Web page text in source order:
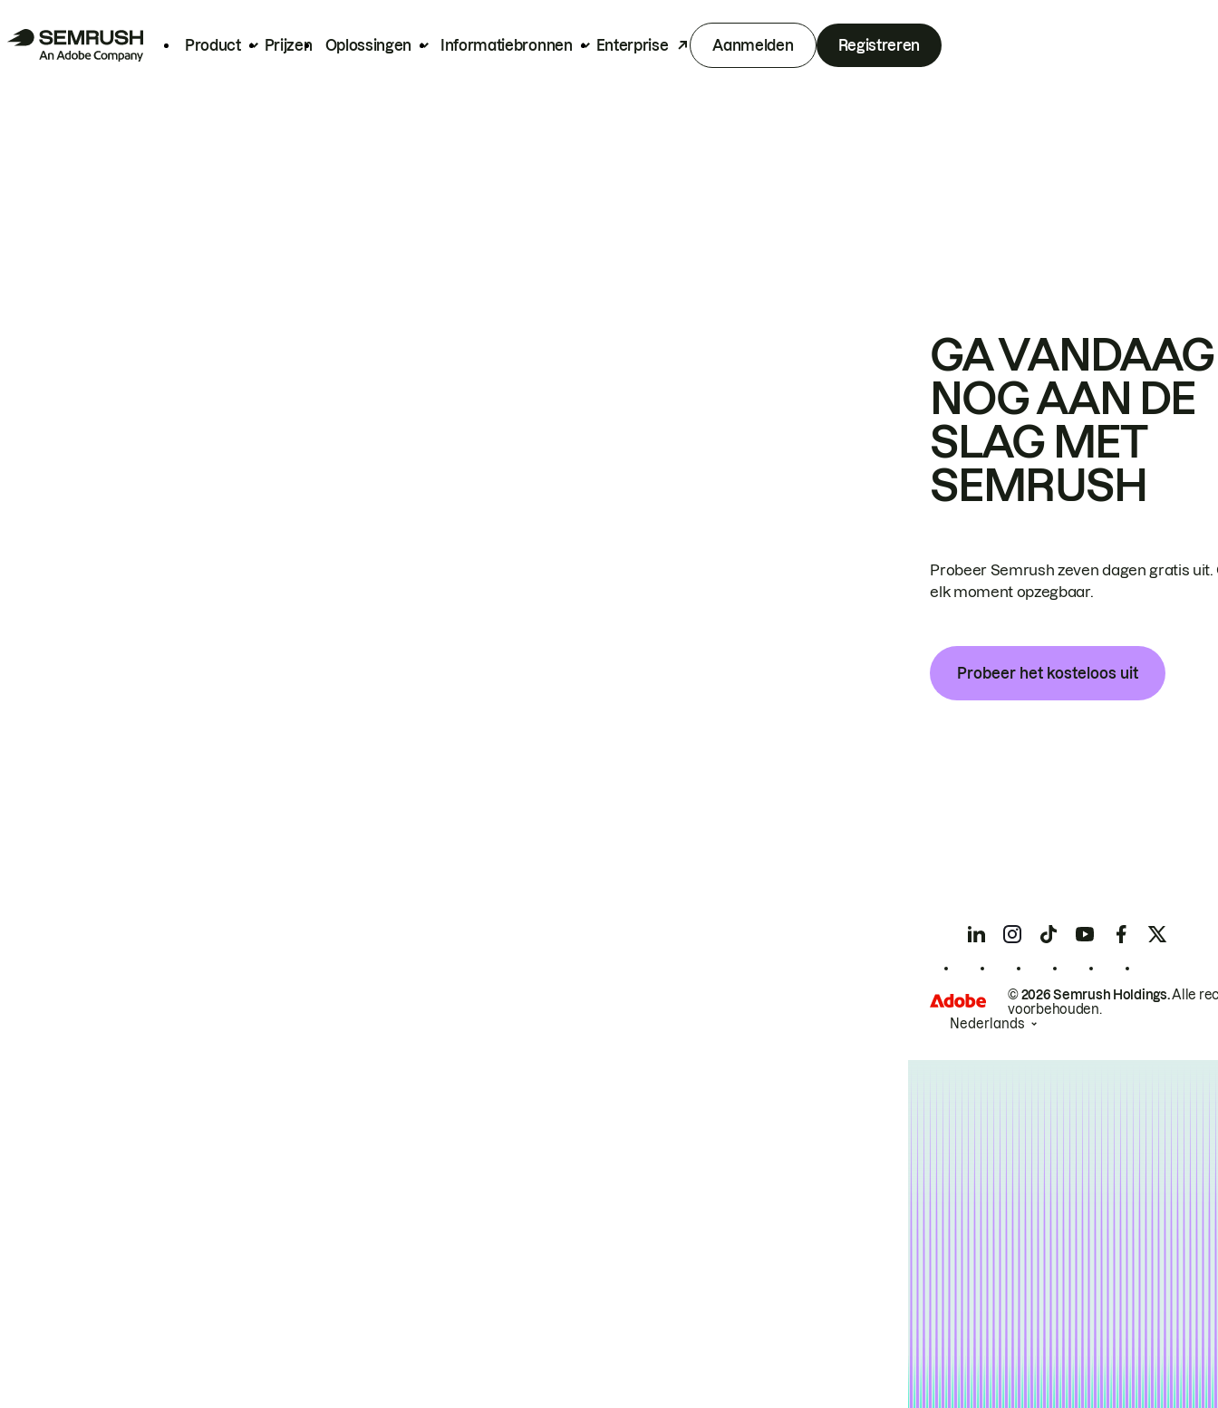
Product Prijzen Oplossingen Informatiebronnen Enterprise Aanmelden Registreren
GA VANDAAG
NOG AAN DE
SLAG MET
SEMRUSH
Probeer Semrush zeven dagen gratis uit.
elk moment opzegbaar.
Probeer het kosteloos uit
© 2026 Semrush Holdings.Alle
voorbehouden.
Nederlands